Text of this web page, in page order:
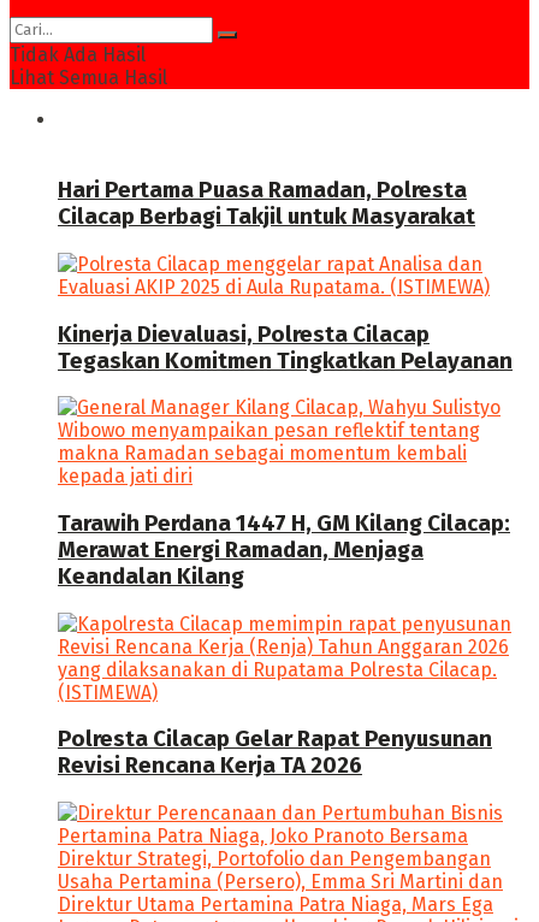
Tidak Ada Hasil
Lihat Semua Hasil
Hari Pertama Puasa Ramadan, Polresta
Cilacap Berbagi Takjil untuk Masyarakat
Kinerja Dievaluasi, Polresta Cilacap
Tegaskan Komitmen Tingkatkan Pelayanan
Tarawih Perdana 1447 H, GM Kilang Cilacap:
Merawat Energi Ramadan, Menjaga
Keandalan Kilang
Polresta Cilacap Gelar Rapat Penyusunan
Revisi Rencana Kerja TA 2026